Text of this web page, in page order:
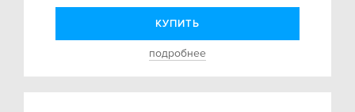
КУПИТЬ
подробнее